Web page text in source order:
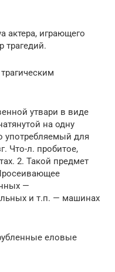
актера, играющего
трагедий.
утвари в виде
на одну
употребляемый для
Что-л. пробитое,
2. Такой предмет
—
и т.п. — машинах
еловые